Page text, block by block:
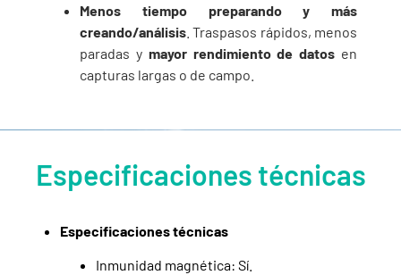
Menos tiempo preparando y más
creando/análisis . Traspasos rápidos, menos
paradas y mayor rendimiento de datos en
capturas largas o de campo.
Especificaciones técnicas
Especificaciones técnicas
Inmunidad magnética: Sí.